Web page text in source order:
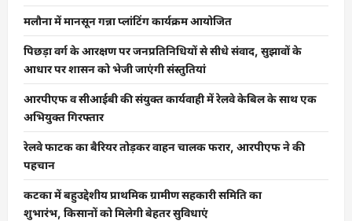
मलौना में मानसून गन्ना प्लांटिंग कार्यक्रम आयोजित
पिछड़ा वर्ग के आरक्षण पर जनप्रतिनिधियों से सीधे संवाद, सुझावों के
आधार पर शासन को भेजी जाएंगी संस्तुतियां
आरपीएफ व सीआईबी की संयुक्त कार्यवाही में रेलवे केबिल के साथ एक
अभियुक्त गिरफ्तार
रेलवे फाटक का बैरियर तोड़कर वाहन चालक फरार, आरपीएफ ने की
पहचान
कटका में बहुउद्देशीय प्राथमिक ग्रामीण सहकारी समिति का
शुभारंभ, किसानों को मिलेगी बेहतर सुविधाएं